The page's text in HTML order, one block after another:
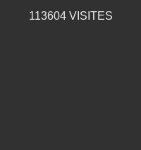
113604VISITES